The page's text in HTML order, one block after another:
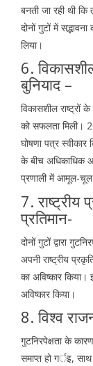
बनती जा रही थी कि
दोनों गुटों में
लिया।
6.
बुनियाद –
विकासशील राष्ट्रों
को सफलता मिली।
घोषणा पत्र स्वीकार
के बीच अधिकाधिक
प्रणाली में आमूल-चूल
7.
प्रतिमान-
दोनों गुटों द्वारा
अपनी राष्ट्रीय
का अविष्कार
अविष्कार किया।
8. विश्व
गुटनिरपेक्षता के
समाप्त हो गर्इ,